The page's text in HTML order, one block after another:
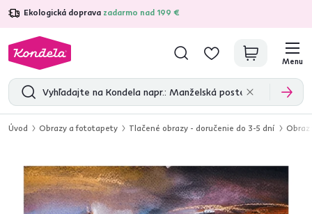
Ekologická doprava zadarmo nad 199 €
4,7 31 157overených produktových recenzií
Menu
Úvod Obrazy a fototapety Tlačené obrazy - doručenie do 3-5 dní